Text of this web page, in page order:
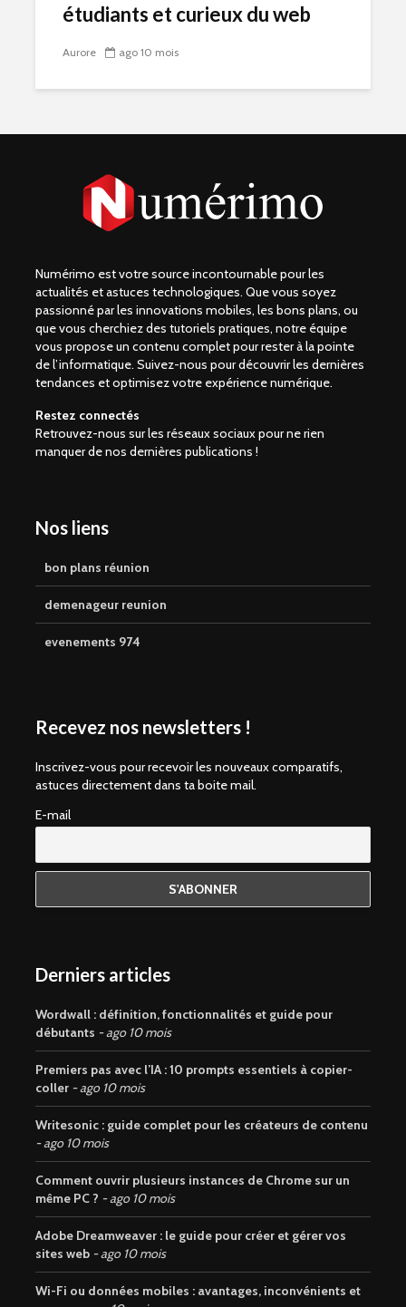
étudiants et curieux du web
Aurore ago 10 mois
Numérimo est votre source incontournable pour les
actualités et astuces technologiques. Que vous soyez
passionné par les innovations mobiles, les bons plans, ou
que vous cherchiez des tutoriels pratiques, notre équipe
vous propose un contenu complet pour rester à la pointe
de l’informatique. Suivez-nous pour découvrir les dernières
tendances et optimisez votre expérience numérique.
Restez connectés
Retrouvez-nous sur les réseaux sociaux pour ne rien
manquer de nos dernières publications !
Nos liens
bon plans réunion
demenageur reunion
evenements 974
Recevez nos newsletters !
Inscrivez-vous pour recevoir les nouveaux comparatifs,
astuces directement dans ta boite mail.
E-mail
Derniers articles
Wordwall : définition, fonctionnalités et guide pour
débutants
ago 10 mois
Premiers pas avec l’IA : 10 prompts essentiels à copier-
coller
ago 10 mois
Writesonic : guide complet pour les créateurs de contenu
ago 10 mois
Comment ouvrir plusieurs instances de Chrome sur un
même PC ?
ago 10 mois
Adobe Dreamweaver : le guide pour créer et gérer vos
sites web
ago 10 mois
Wi-Fi ou données mobiles : avantages, inconvénients et